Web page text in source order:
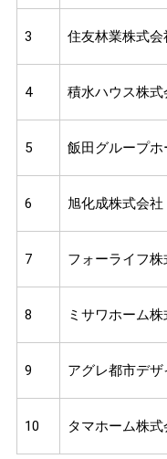
3 住友林業株式会
4 積水ハウス株式
5 飯田グループ
6 旭化成株式会社
7 フォーライフ株
8 ミサワホーム株
9 アグレ都市デ
10 タマホーム株式